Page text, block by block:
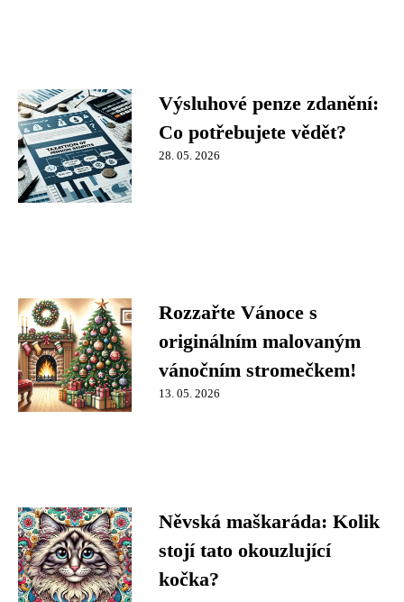
Výsluhové penze zdanění:
Co potřebujete vědět?
28. 05. 2026
Rozzařte Vánoce s
originálním malovaným
vánočním stromečkem!
13. 05. 2026
Něvská maškaráda: Kolik
stojí tato okouzlující
kočka?